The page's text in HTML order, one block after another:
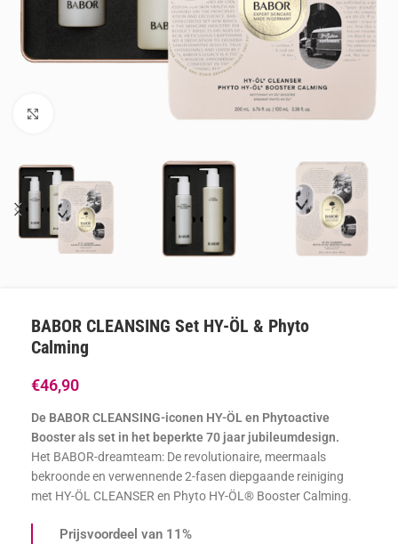
BABOR CLEANSING Set HY-ÖL & Phyto
Calming
€46,90
De BABOR CLEANSING-iconen HY-ÖL en Phytoactive
Booster als set in het beperkte 70 jaar jubileumdesign.
Het BABOR-dreamteam: De revolutionaire, meermaals
bekroonde en verwennende 2-fasen diepgaande reiniging
met HY-ÖL CLEANSER en Phyto HY-ÖL® Booster Calming.
Prijsvoordeel van 11%